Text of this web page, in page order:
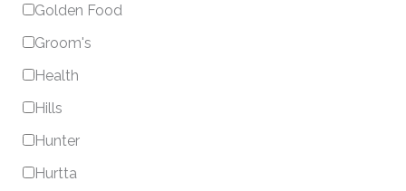
Golden Food
Groom's
Health
Hills
Hunter
Hurtta